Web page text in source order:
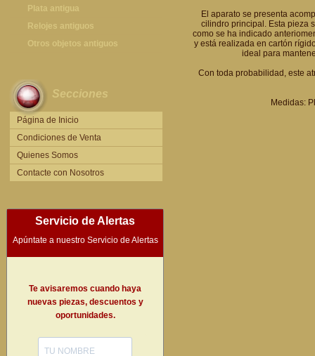
Fotografia antigua
Publicaciones antiguas
Gramófonos antiguos
Cajas de música antiguas
Radios antiguas
Plata antigua
Plata antigua
Relojes antiguos
Relojes sobremesa antiguos
Relojes de pie antiguos
Relojes de bolsillo antiguos
Relojes de pulsera antiguos
Otros objetos antiguos
Secciones
Página de Inicio
Condiciones de Venta
Quienes Somos
Contacte con Nosotros
Servicio de Alertas
Apúntate a nuestro Servicio de Alertas
Te avisaremos cuando haya
nuevas piezas, descuentos y
oportunidades.
El aparato se presenta
cilindro principal. Esta pieza
como se ha indicado
y está realizada en cartón
ideal para
Con toda probabilidad, este
Medidas: